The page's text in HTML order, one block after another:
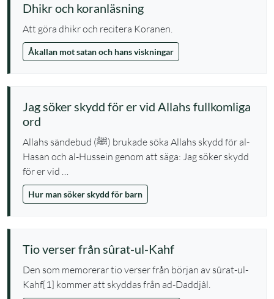
Dhikr och koranläsning
Att göra dhikr och recitera Koranen.
Åkallan mot satan och hans viskningar
Jag söker skydd för er vid Allahs fullkomliga
ord
Allahs sändebud (ﷺ) brukade söka Allahs skydd för al-
Hasan och al-Hussein genom att säga: Jag söker skydd
för er vid …
Hur man söker skydd för barn
Tio verser från sûrat-ul-Kahf
Den som memorerar tio verser från början av sûrat-ul-
Kahf[1] kommer att skyddas från ad-Daddjâl.